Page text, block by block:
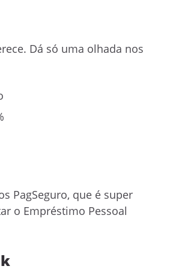
Dá só uma olhada nos
PagSeguro, que é super
o Empréstimo Pessoal